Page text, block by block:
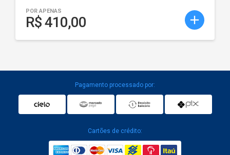
add
POR APENAS
R$ 410,00
Pagamento processado por:
Cartões de crédito: